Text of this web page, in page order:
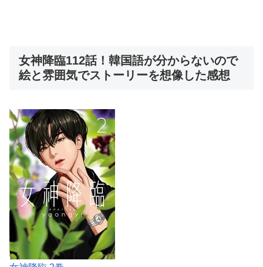
女神降臨112話！韓国語が分からないので
絵と雰囲気でストーリーを想像した感想